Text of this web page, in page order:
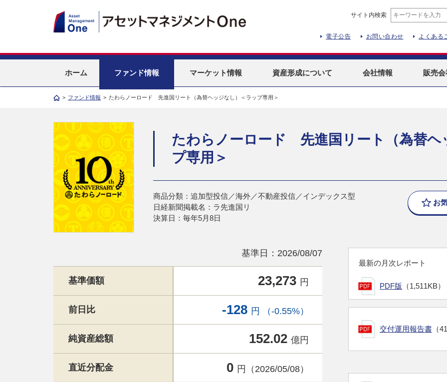
サイト内検索
電子公告 お問い合わせ よくある
ホーム ファンド情報 マーケット情報 資産形成について 会社情報 販売
> ファンド情報 > たわらノーロード 先進国リート（為替ヘッジなし）＜ラップ専用＞
たわらノーロード 先進国リート（為替ヘ
プ専用＞
商品分類：追加型投信／海外／不動産投信／インデックス型
日経新聞掲載名：ラ先進国リ
決算日：毎年5月8日
お
基準日：2026/08/07
基準価額 23,273 円
前日比 -128 円 （-0.55%）
純資産総額 152.02 億円
直近分配金 0 円（2026/05/08）
最新の月次レポート
PDF版 （1,511KB）
交付運用報告書 （